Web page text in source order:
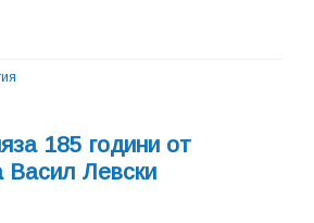
185 години от
Васил Левски